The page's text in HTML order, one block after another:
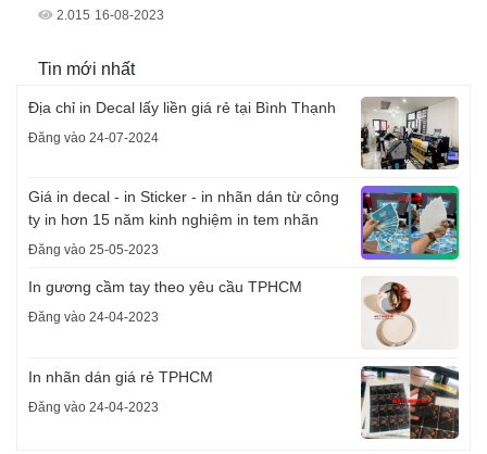
2.015 16-08-2023
Tin mới nhất
Địa chỉ in Decal lấy liền giá rẻ tại Bình Thạnh
Đăng vào 24-07-2024
Giá in decal - in Sticker - in nhãn dán từ công
ty in hơn 15 năm kinh nghiệm in tem nhãn
Đăng vào 25-05-2023
In gương cầm tay theo yêu cầu TPHCM
Đăng vào 24-04-2023
In nhãn dán giá rẻ TPHCM
Đăng vào 24-04-2023